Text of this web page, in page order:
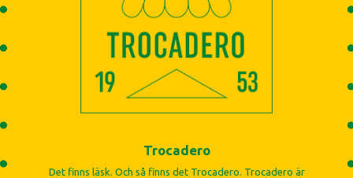
Trocadero
Det finns läsk. Och så finns det Trocadero. Trocadero är